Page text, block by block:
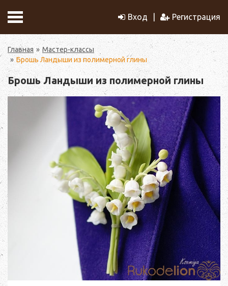
Вход Регистрация
Главная
Мастер-классы
Брошь Ландыши из полимерной глины
Брошь Ландыши из полимерной глины